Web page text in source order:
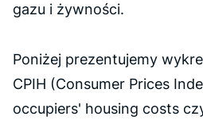
gazu i żywności.
Poniżej prezentujemy
CPIH (Consumer Prices
occupiers' housing costs